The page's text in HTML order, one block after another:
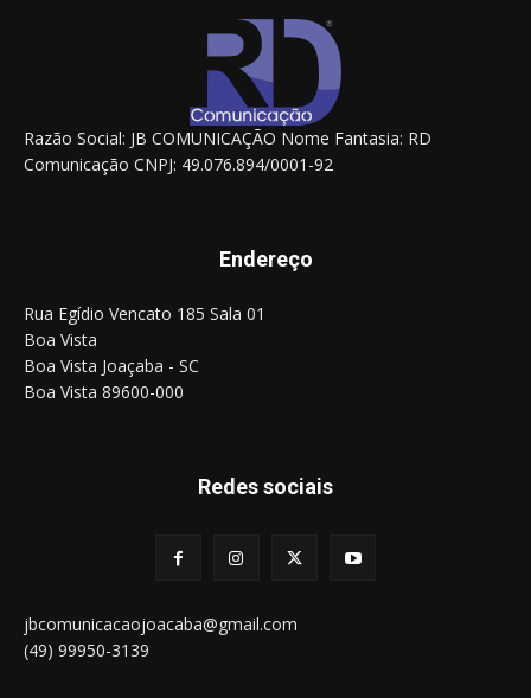
Razão Social: JB COMUNICAÇÃO Nome Fantasia: RD
Comunicação CNPJ: 49.076.894/0001-92
Endereço
Rua Egídio Vencato 185 Sala 01
Boa Vista
Boa Vista Joaçaba - SC
Boa Vista 89600-000
Redes sociais
jbcomunicacaojoacaba@gmail.com
(49) 99950-3139